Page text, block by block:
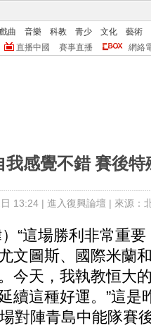
戲曲 音樂 科教 青少 文化
藝術
直播中國 賽事直播 網絡
我感覺不錯 賽後特
13:24 | 進入復興論壇 | 來源：
這場勝利非常重要
文圖斯、國際米蘭
今天，我執教恒大
續這種好運。”這是
對陣青島中能隊賽